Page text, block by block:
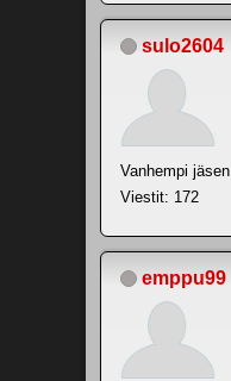
sulo2604
Vanhempi jäsen
Viestit: 172
emppu99